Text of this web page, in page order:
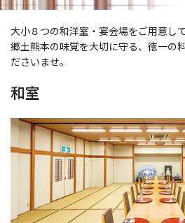
大小８つの和洋室・宴会場をご用意して
郷土熊本の味覚を大切に守る、徳一の
ださいませ。
和室